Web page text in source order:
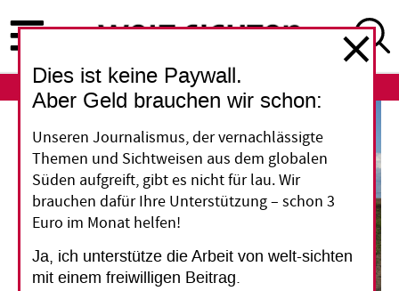
zum
Inhalt
ABO
Dies ist keine Paywall.
Aber Geld brauchen wir schon:
Unseren Journalismus, der vernachlässigte
Themen und Sichtweisen aus dem globalen
Süden aufgreift, gibt es nicht für lau. Wir
brauchen dafür Ihre Unterstützung – schon 3
Euro im Monat helfen!
Ja, ich unterstütze die Arbeit von welt-sichten
mit einem freiwilligen Beitrag.